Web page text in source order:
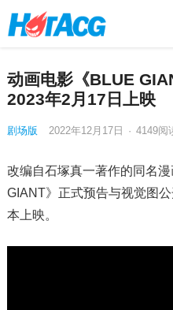
动画电影《BLUE
2023年2月17日上映
剧场版 2022年12月17日 · 4149阅
改编自石塚真一著作的同名
GIANT》正式预告与视觉图
本上映。